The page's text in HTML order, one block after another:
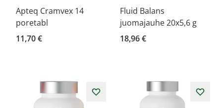
Apteq Cramvex 14
poretabl
11,70 €
Fluid Balans
juomajauhe 20x5,6 g
18,96 €